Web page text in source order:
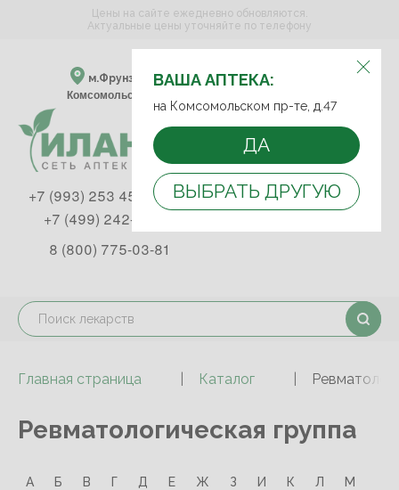
ВЫБЕРИТЕ АПТЕКУ:
м.Фрунзенская м.Спортивная
Комсомольский пр-т, д. 47
ВАША АПТЕКА:
на Комсомольском пр-те, д.47
ДА
ВЫБРАТЬ ДРУГУЮ
Цены на сайте ежедневно обновляются.
Актуальные цены уточняйте по телефону
+7 (993) 253 45 93
+7 (499) 242-90-85
8 (800) 775-03-81
Главная страница Каталог
Ревматологическая группа
А Б В Г Д Е Ж З И К Л
М